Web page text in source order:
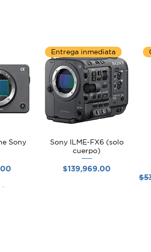
Sony
Vista rápida
Entrega inmediata
Sony ILME-FX6 (solo
cuerpo)
Precio
$139,969.00